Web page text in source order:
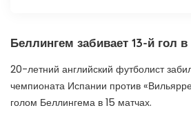
Беллингем забивает 13-й гол в
20-летний английский футболист
чемпионата Испании против
голом Беллингема в 15 матчах.